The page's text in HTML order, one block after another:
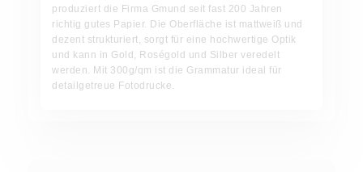
produziert die Firma Gmund seit fast 200 Jahren
richtig gutes Papier. Die Oberfläche ist mattweiß und
dezent strukturiert, sorgt für eine hochwertige Optik
und kann in Gold, Roségold und Silber veredelt
werden. Mit 300g/qm ist die Grammatur ideal für
detailgetreue Fotodrucke.